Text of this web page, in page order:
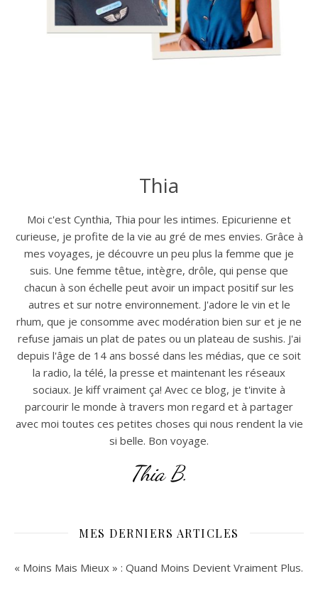
Thia
Moi c'est Cynthia, Thia pour les intimes. Epicurienne et
curieuse, je profite de la vie au gré de mes envies. Grâce à
mes voyages, je découvre un peu plus la femme que je
suis. Une femme têtue, intègre, drôle, qui pense que
chacun à son échelle peut avoir un impact positif sur les
autres et sur notre environnement. J'adore le vin et le
rhum, que je consomme avec modération bien sur et je ne
refuse jamais un plat de pates ou un plateau de sushis. J'ai
depuis l'âge de 14 ans bossé dans les médias, que ce soit
la radio, la télé, la presse et maintenant les réseaux
sociaux. Je kiff vraiment ça! Avec ce blog, je t'invite à
parcourir le monde à travers mon regard et à partager
avec moi toutes ces petites choses qui nous rendent la vie
si belle. Bon voyage.
Thia B.
MES DERNIERS ARTICLES
« Moins Mais Mieux » : Quand Moins Devient Vraiment Plus.